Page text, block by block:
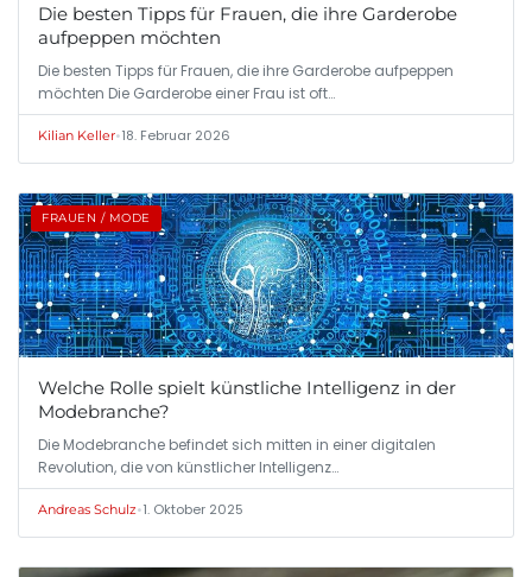
Die besten Tipps für Frauen, die ihre Garderobe
aufpeppen möchten
Die besten Tipps für Frauen, die ihre Garderobe aufpeppen
möchten Die Garderobe einer Frau ist oft…
Kilian Keller•18. Februar 2026
FRAUEN / MODE
Welche Rolle spielt künstliche Intelligenz in der
Modebranche?
Die Modebranche befindet sich mitten in einer digitalen
Revolution, die von künstlicher Intelligenz…
Andreas Schulz•1. Oktober 2025